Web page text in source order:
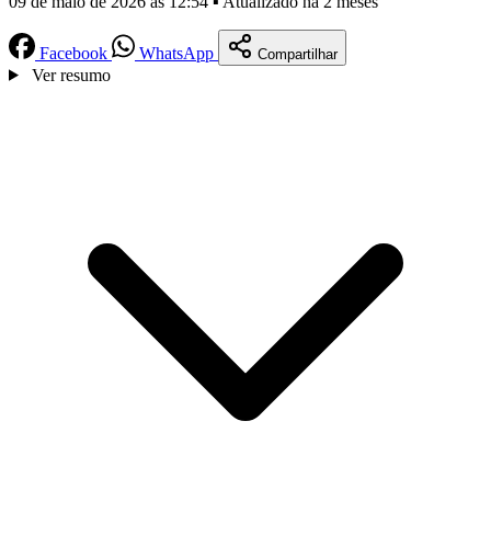
Facebook WhatsApp Compartilhar
Ver resumo